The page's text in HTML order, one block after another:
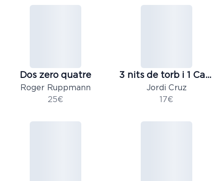
Dos zero quatre
Roger Ruppmann
25€
3 nits de torb i 1 Cap d'Any
Jordi Cruz
17€